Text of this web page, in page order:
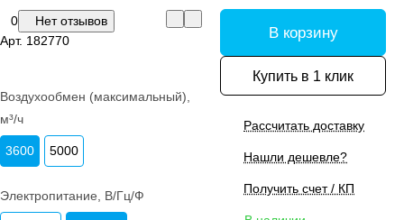
0
Нет отзывов
Арт. 182770
Воздухообмен (максимальный),
м³/ч
3600 5000
Электропитание, В/Гц/Ф
В корзину
Купить в 1 клик
Рассчитать доставку
Нашли дешевле?
Получить счет / КП